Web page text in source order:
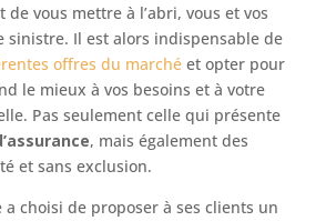
de vous mettre à l’abri, vous et vos
sinistre. Il est alors indispensable de
offres du marché et opter pour
le mieux à vos besoins et à votre
Pas seulement celle qui présente
, mais également des
et sans exclusion.
a choisi de proposer à ses clients un